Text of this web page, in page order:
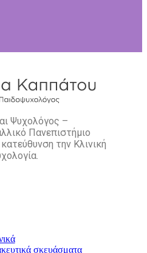
Ψυχολόγος –
Πανεπιστήμιο
την Kλινική
σκευάσματα